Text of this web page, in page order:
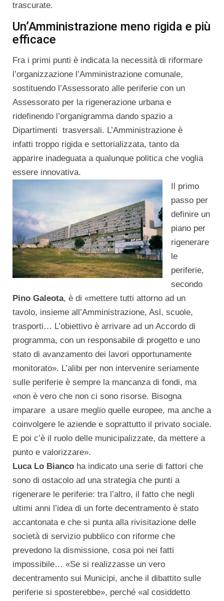
trascurate.
Un’Amministrazione meno rigida e più
efficace
Fra i primi punti è indicata la necessità di riformare
l’organizzazione l’Amministrazione comunale,
sostituendo l’Assessorato alle periferie con un
Assessorato per la rigenerazione urbana e
ridefinendo l’organigramma dando spazio a
Dipartimenti trasversali. L’Amministrazione è
infatti troppo rigida e settorializzata, tanto da
apparire inadeguata a qualunque politica che voglia
essere innovativa.
Il primo
passo per
definire un
piano per
rigenerare
le
periferie,
secondo
Pino Galeota, è di «mettere tutti attorno ad un
tavolo, insieme all’Amministrazione, Asl, scuole,
trasporti… L’obiettivo è arrivare ad un Accordo di
programma, con un responsabile di progetto e uno
stato di avanzamento dei lavori opportunamente
monitorato». L’alibi per non intervenire seriamente
sulle periferie è sempre la mancanza di fondi, ma
«non è vero che non ci sono risorse. Bisogna
imparare a usare meglio quelle europee, ma anche a
coinvolgere le aziende e soprattutto il privato sociale.
E poi c’è il ruolo delle municipalizzate, da mettere a
punto e valorizzare».
Luca Lo Bianco ha indicato una serie di fattori che
sono di ostacolo ad una strategia che punti a
rigenerare le periferie: tra l’altro, il fatto che negli
ultimi anni l’idea di un forte decentramento è stato
accantonata e che si punta alla rivisitazione delle
società di servizio pubblico con riforme che
prevedono la dismissione, cosa poi nei fatti
impossibile… «Se si realizzasse un vero
decentramento sui Municipi, anche il dibattito sulle
periferie si sposterebbe», perché «al cosiddetto